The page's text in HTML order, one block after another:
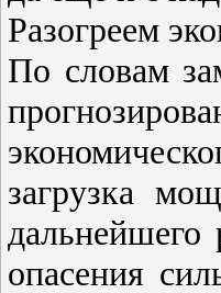
Разогреем
По словам
загрузка
дальнейшего
опасения